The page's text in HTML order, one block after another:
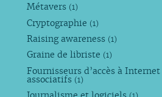
Métavers (1)
Cryptographie (1)
Raising awareness (1)
Graine de libriste (1)
Fournisseurs d’accès à Internet
associatifs (1)